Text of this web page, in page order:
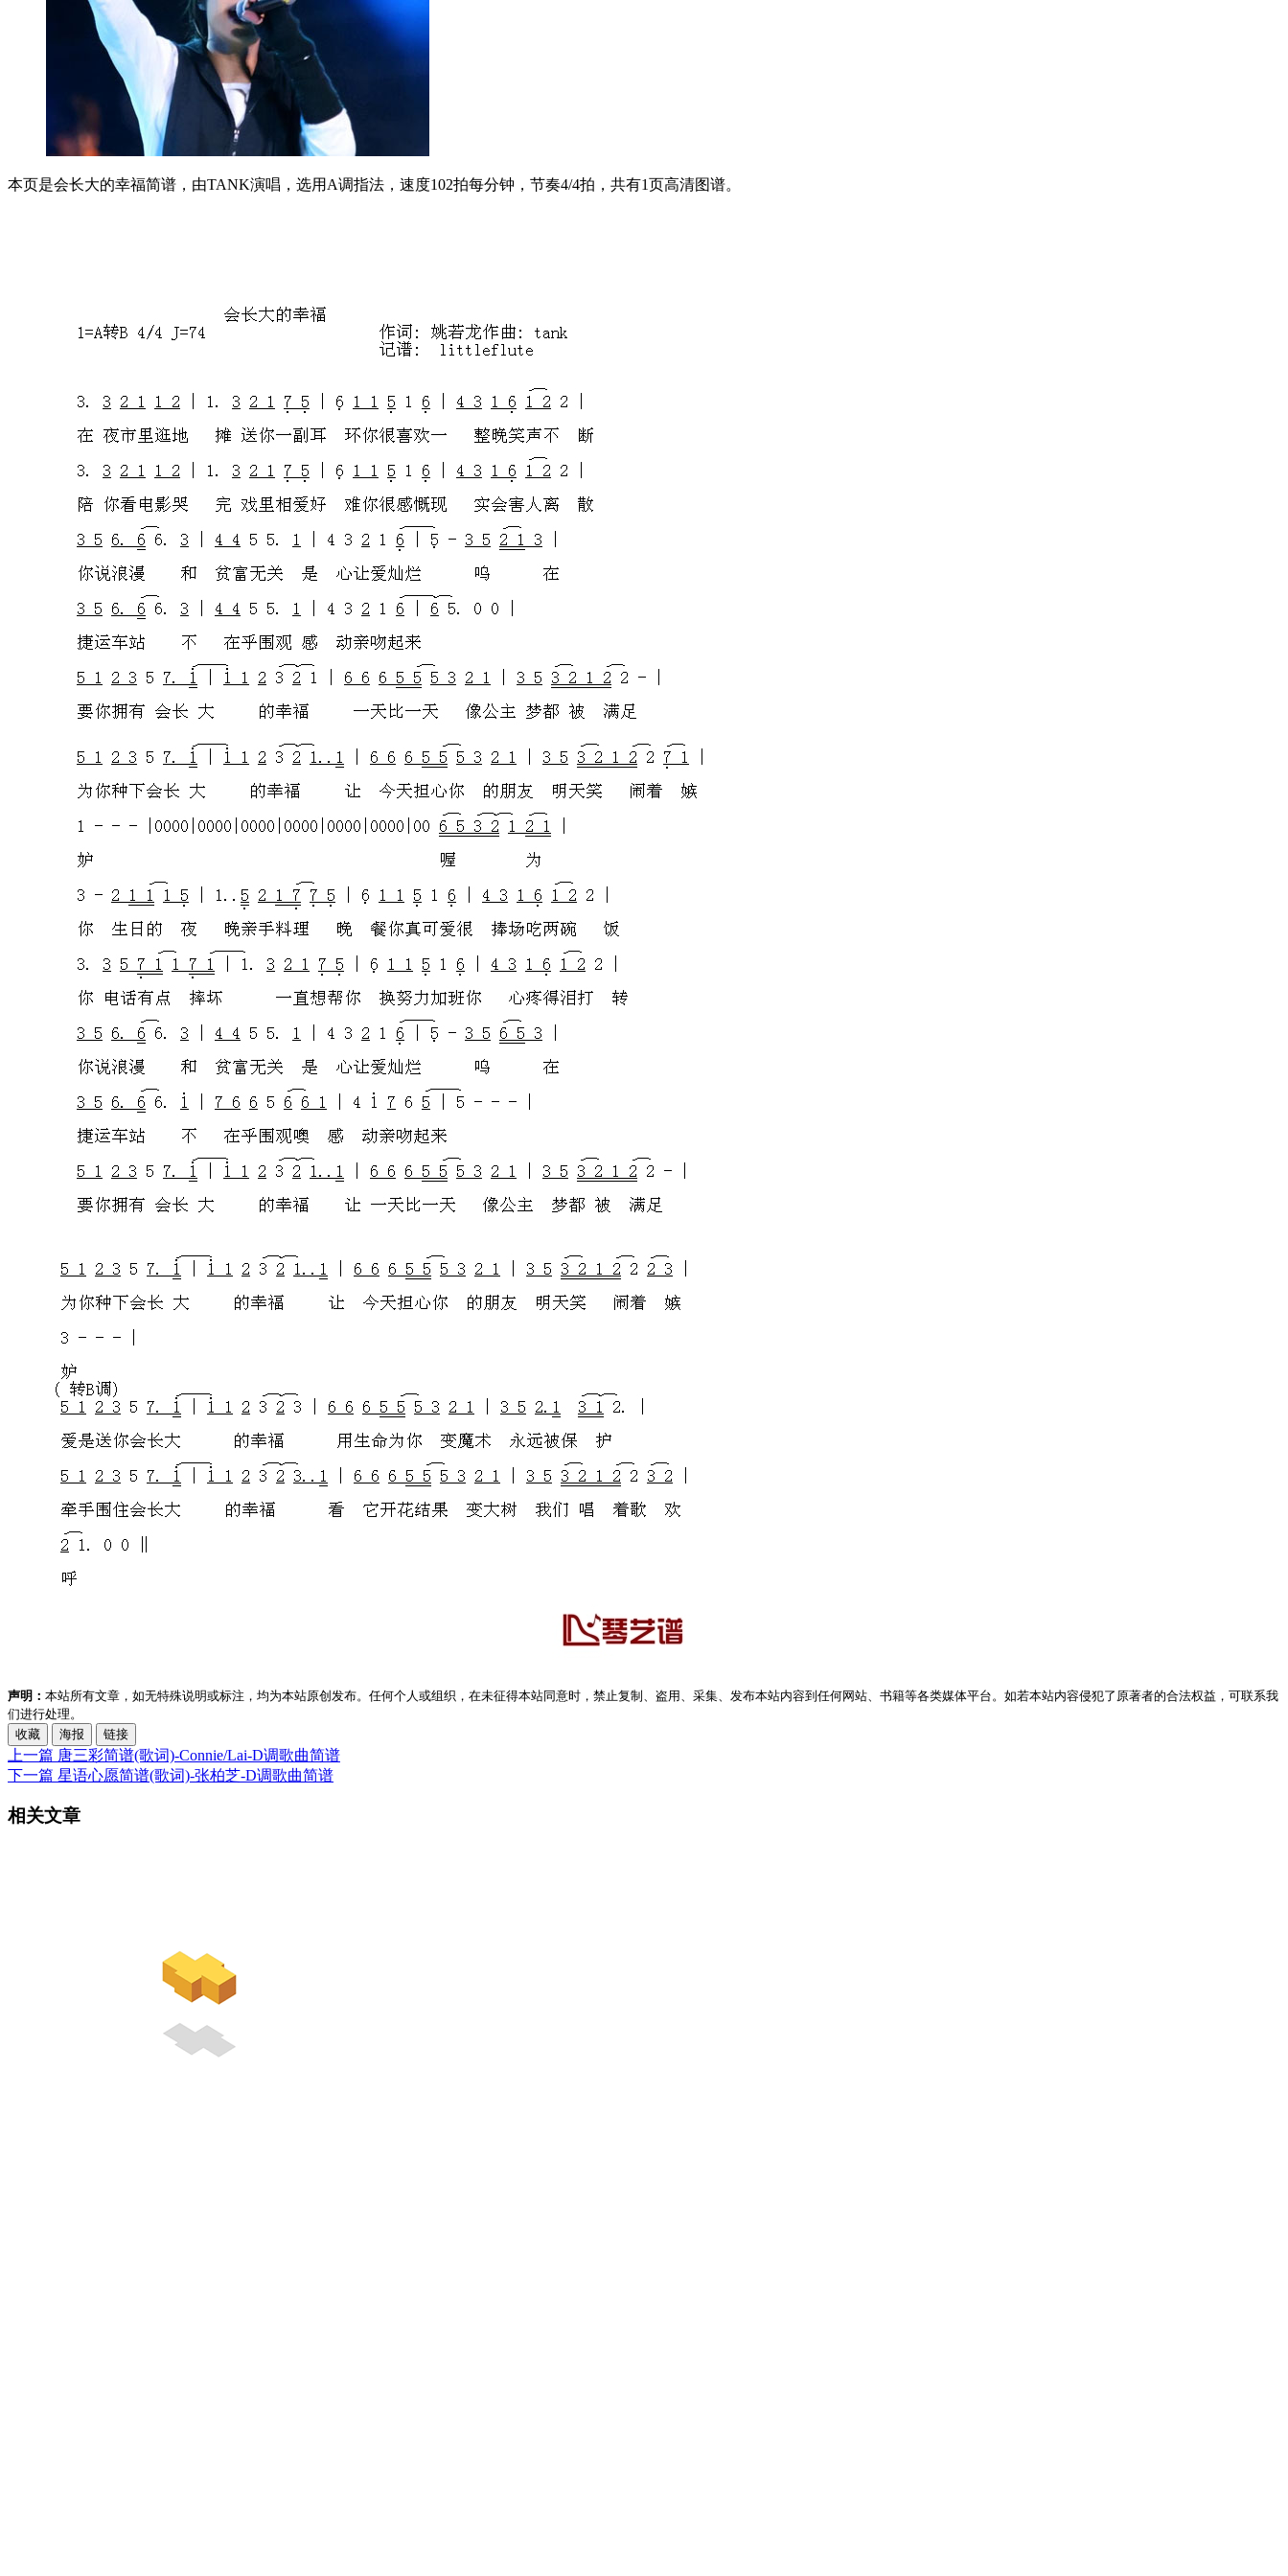
本页是会长大的幸福简谱，由TANK演唱，选用A调指法，速度102拍每分钟，节奏4/4拍，共有1页高清图谱。
声明： 本站所有文章，如无特殊说明或标注，均为本站原创发布。任何个人或组织，在未征得本站同意时，禁止复制、盗用、采集、发布本站内容到任何网站、书籍等各类媒体平台。如若本站内容侵犯了原著者的合法权益，可联系我
们进行处理。
收藏
海报 链接
上一篇 唐三彩简谱(歌词)-Connie/Lai-D调歌曲简谱
下一篇 星语心愿简谱(歌词)-张柏芝-D调歌曲简谱
相关文章